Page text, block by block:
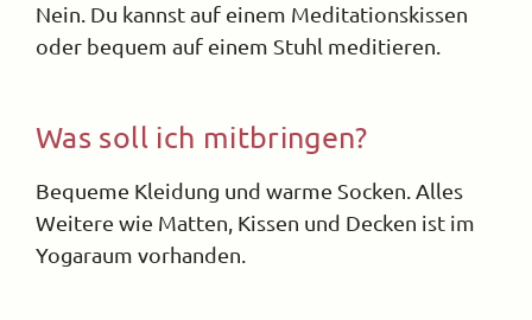
Nein. Du kannst auf einem Meditationskissen
oder bequem auf einem Stuhl meditieren.
Was soll ich mitbringen?
Bequeme Kleidung und warme Socken. Alles
Weitere wie Matten, Kissen und Decken ist im
Yogaraum vorhanden.